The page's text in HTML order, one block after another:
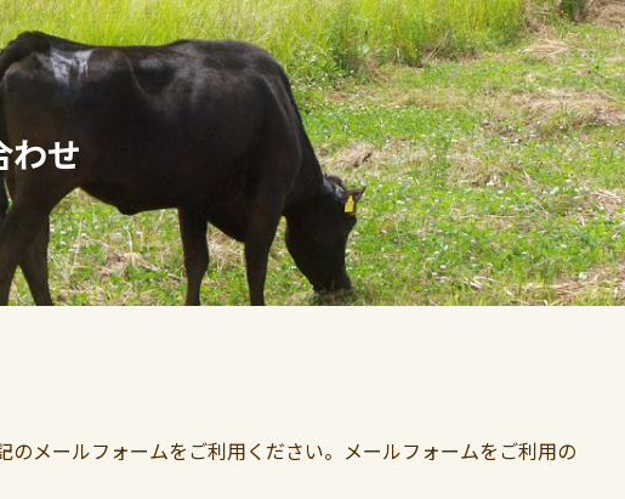
わせ
メールフォームをご利用ください。メールフォームをご利用の